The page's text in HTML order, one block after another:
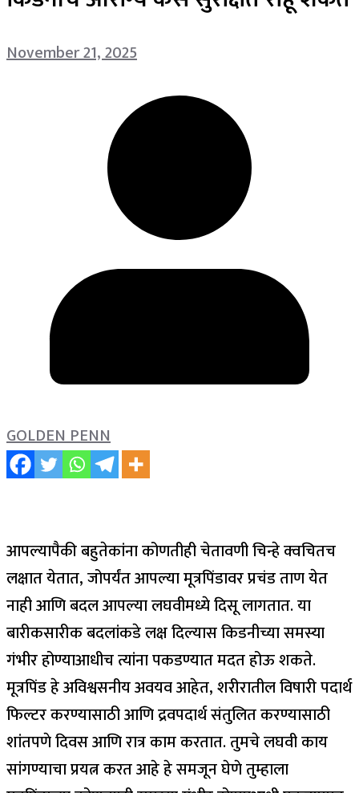
November 21, 2025
GOLDEN PENN
आपल्यापैकी बहुतेकांना कोणतीही चेतावणी चिन्हे क्वचितच
लक्षात येतात, जोपर्यंत आपल्या मूत्रपिंडावर प्रचंड ताण येत
नाही आणि बदल आपल्या लघवीमध्ये दिसू लागतात. या
बारीकसारीक बदलांकडे लक्ष दिल्यास किडनीच्या समस्या
गंभीर होण्याआधीच त्यांना पकडण्यात मदत होऊ शकते.
मूत्रपिंड हे अविश्वसनीय अवयव आहेत, शरीरातील विषारी पदार्थ
फिल्टर करण्यासाठी आणि द्रवपदार्थ संतुलित करण्यासाठी
शांतपणे दिवस आणि रात्र काम करतात. तुमचे लघवी काय
सांगण्याचा प्रयत्न करत आहे हे समजून घेणे तुम्हाला